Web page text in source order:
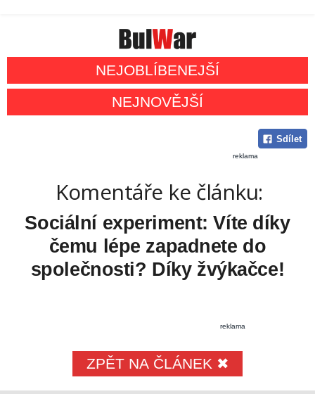
NEJOBLÍBENEJŠÍ
NEJNOVĚJŠÍ
Sdílet
reklama
Komentáře ke článku:
Sociální experiment: Víte díky
čemu lépe zapadnete do
společnosti? Díky žvýkačce!
reklama
ZPĚT NA ČLÁNEK ✖